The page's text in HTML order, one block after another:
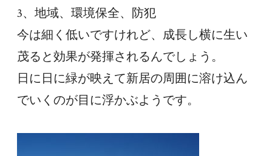
3、地域、環境保全、防犯
今は細く低いですけれど、成長し横に生い
茂ると効果が発揮されるんでしょう。
日に日に緑が映えて新居の周囲に溶け込ん
でいくのが目に浮かぶようです。